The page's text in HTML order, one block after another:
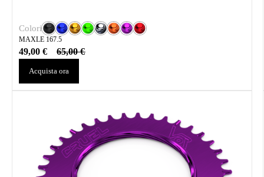
Colori
MAXLE 167.5
65,00€
49,00€
Acquista ora